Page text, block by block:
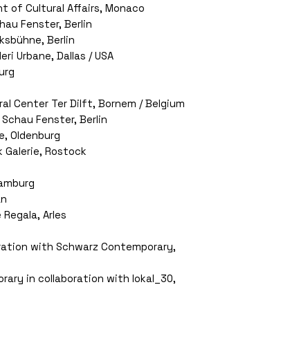
of Cultural Affairs, Monaco
Fenster, Berlin
Berlin
Urbane, Dallas / USA
Center Ter Dilft, Bornem / Belgium
Fenster, Berlin
Oldenburg
Galerie, Rostock
Arles
with Schwarz Contemporary,
in collaboration with lokal_30,